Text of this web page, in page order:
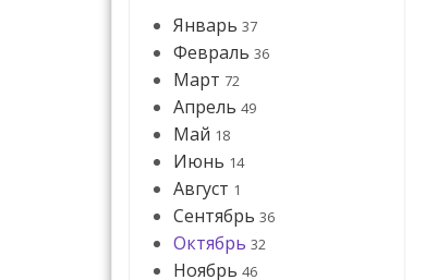
Январь 37
Февраль 36
Март 72
Апрель 49
Май 18
Июнь 14
Август 1
Сентябрь 36
Октябрь 32
Ноябрь 46